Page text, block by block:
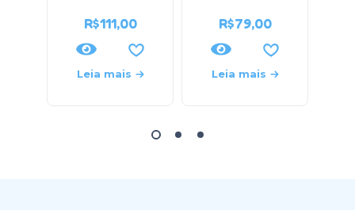
R$111,00
Leia mais
R$79,00
Leia mais